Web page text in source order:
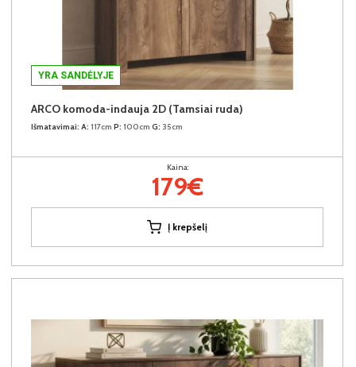
YRA SANDĖLYJE
ARCO komoda-indauja 2D (Tamsiai ruda)
Išmatavimai: A: 117cm P: 100cm G: 35cm
Kaina:
179€
Į krepšelį